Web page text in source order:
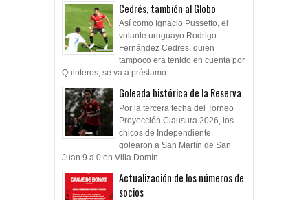
Cedrés, también al Globo
Así como Ignacio Pussetto, el
volante uruguayo Rodrigo
Fernández Cedres, quien
tampoco era tenido en cuenta por
Quinteros, se va a préstamo ...
Goleada histórica de la Reserva
Por la tercera fecha del Torneo
Proyección Clausura 2026, los
chicos de Independiente
golearon a San Martín de San
Juan 9 a 0 en Villa Domín...
Actualización de los números de
socios